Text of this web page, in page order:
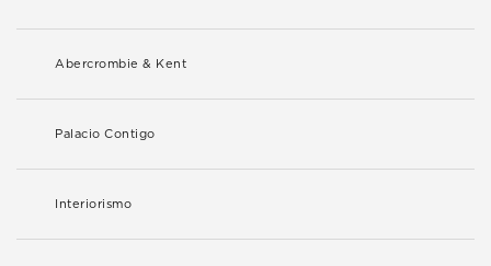
Abercrombie & Kent
Palacio Contigo
Interiorismo